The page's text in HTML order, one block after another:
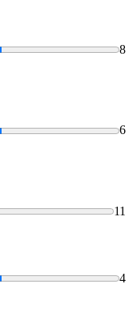
8
6
11
4